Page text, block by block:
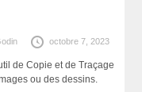
octobre 7, 2023
de Copie et de Traçage
ou des dessins.